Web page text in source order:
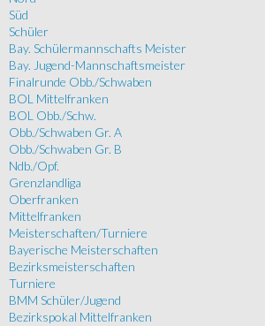
Süd
Schüler
Bay. Schülermannschafts Meister
Bay. Jugend-Mannschaftsmeister
Finalrunde Obb./Schwaben
BOL Mittelfranken
BOL Obb./Schw.
Obb./Schwaben Gr. A
Obb./Schwaben Gr. B
Ndb./Opf.
Grenzlandliga
Oberfranken
Mittelfranken
Meisterschaften/Turniere
Bayerische Meisterschaften
Bezirksmeisterschaften
Turniere
BMM Schüler/Jugend
Bezirkspokal Mittelfranken